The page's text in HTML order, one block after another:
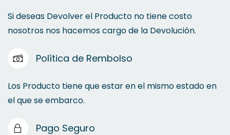
Si deseas Devolver el Producto no tiene costo
nosotros nos hacemos cargo de la Devolución.
Política de Rembolso
Los Producto tiene que estar en el mismo estado en
el que se embarco.
Pago Seguro